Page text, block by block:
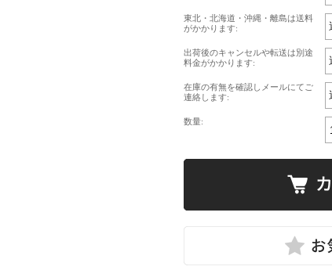
東北・北海道・沖縄・離島は送料
がかかります:
出荷後のキャンセルや転送は別途
料金がかかります:
在庫の有無を確認しメールにてご
連絡します:
数量: